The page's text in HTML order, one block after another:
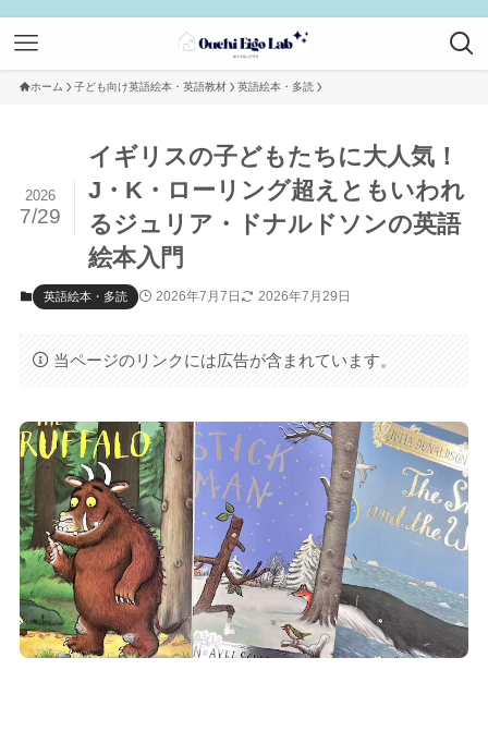
ホーム 子ども向け英語絵本・英語教材 英語絵本・多読
イギリスの子どもたちに大人気！
J・K・ローリング超えともいわれ
るジュリア・ドナルドソンの英語
絵本入門
2026
7/29
英語絵本・多読 2026年7月7日 2026年7月29日
当ページのリンクには広告が含まれています。